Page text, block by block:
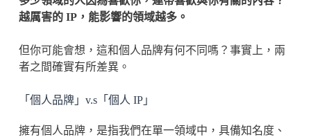
越厲害的 IP，能影響的領域越多。
但你可能會想，這和個人品牌有何不同嗎？事實上，兩
者之間確實有所差異。
「個人品牌」v.s「個人 IP」
擁有個人品牌，是指我們在單一領域中，具備知名度、